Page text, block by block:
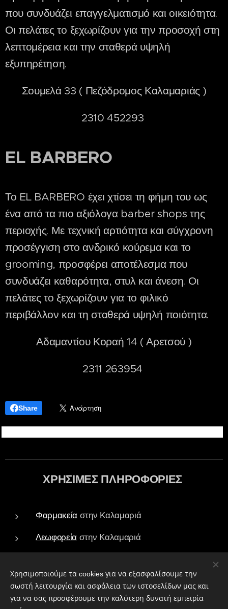
που συνδυάζει επαγγελματισμό και οικειότητα.
Οι πελάτες το ξεχωρίζουν για την προσοχή στη
λεπτομέρεια και την σταθερά υψηλή
εξυπηρέτηση.
Σουμελά 33 ( Πεζόδρομος Καλαμαριάς )
2310 452293
EL BARBERO
Το EL BARBERO έχει χτίσει τη φήμη του ως
ένα από τα πιο αξιόλογα barber shops της
περιοχής. Με τεχνική αρτιότητα και σύγχρονη
προσέγγιση στο ανδρικό κούρεμα και το
grooming, προσφέρει αποτέλεσμα που
συνδυάζει καθαρότητα, στυλ και άνεση. Οι
πελάτες το ξεχωρίζουν για το φιλικό
περιβάλλον και τη σταθερά υψηλή ποιότητα.
Αδαμαντίου Κοραή 14 ( Αρετσού )
2311 263954
Share
ΧΡΗΣΙΜΕΣ ΠΛΗΡΟΦΟΡΙΕΣ
Φαρμακεία στην Καλαμαριά
Λεωφορεία στην Καλαμαριά
Πάρκα στην Καλαμαριά
Ιεροί Ναοί στην Καλαμαριά
Χρησιμοποιούμε τα cookies για να εξασφαλίσουμε την
σωστή λειτουργία και ασφάλεια των ιστοσελίδων μας και
για να σας προσφέρουμε την καλύτερη δυνατή εμπειρία